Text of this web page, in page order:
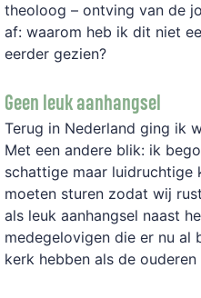
theoloog – ontving van de
af: waarom heb ik dit niet
eerder gezien?
Geen leuk aanhangsel
Terug in Nederland ging ik
Met een andere blik: ik
schattige maar luidruchtige
moeten sturen zodat wij
als leuk aanhangsel naast
medegelovigen die er nu al
kerk hebben als de